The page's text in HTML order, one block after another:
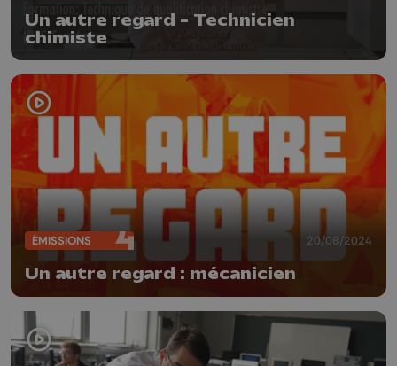
Un autre regard - Technicien
chimiste
ÉMISSIONS 20/08/2024
Un autre regard : mécanicien